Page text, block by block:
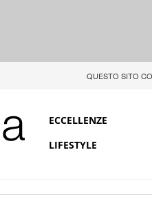
QUESTO SITO
ECCELLENZE
LIFESTYLE